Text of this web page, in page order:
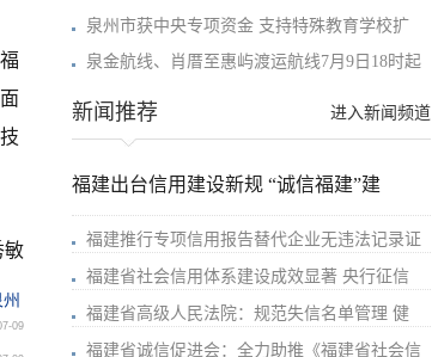
敏
09
泉州市获中央专项资金 支持特殊教育学校扩
泉金航线、肖厝至惠屿渡运航线7月9日18时起
进入新闻频道
新闻推荐
福建出台信用建设新规 “诚信福建”建
福建推行专项信用报告替代企业无违法记录证
福建省社会信用体系建设成效显著 央行征信
福建省高级人民法院：规范失信名单管理 健
福建省诚信促进会：全力助推《福建省社会信